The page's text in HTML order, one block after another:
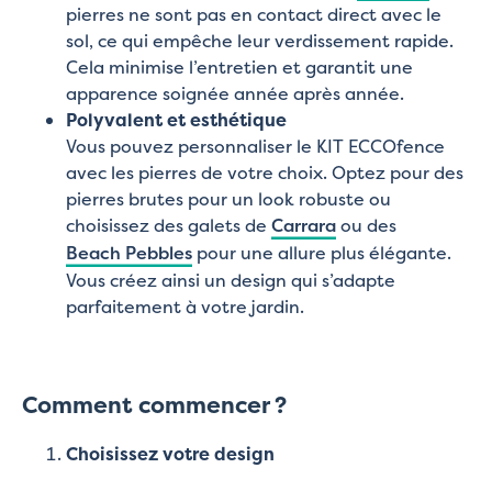
pierres ne sont pas en contact direct avec le
sol, ce qui empêche leur verdissement rapide.
Cela minimise l’entretien et garantit une
apparence soignée année après année.
Polyvalent et esthétique
Vous pouvez personnaliser le KIT ECCOfence
avec les pierres de votre choix. Optez pour des
pierres brutes pour un look robuste ou
choisissez des galets de Carraraou des
Beach Pebbles pour une allure plus élégante.
Vous créez ainsi un design qui s’adapte
parfaitement à votre jardin.
Comment commencer ?
Choisissez votre design